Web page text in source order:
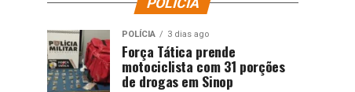
POLÍCIA 3 dias ago
Força Tática prende
motociclista com 31 porções
de drogas em Sinop